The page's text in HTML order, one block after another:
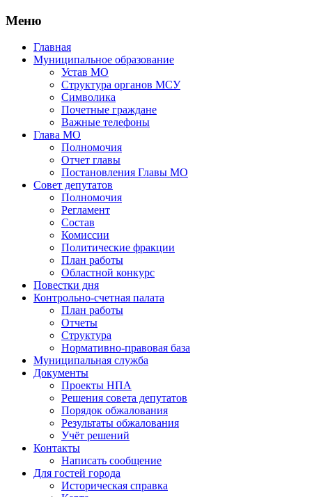
Меню
Главная
Муниципальное образование
Устав МО
Структура органов МСУ
Символика
Почетные граждане
Важные телефоны
Глава МО
Полномочия
Отчет главы
Постановления Главы МО
Совет депутатов
Полномочия
Регламент
Состав
Комиссии
Политические фракции
План работы
Областной конкурс
Повестки дня
Контрольно-счетная палата
План работы
Отчеты
Структура
Нормативно-правовая база
Муниципальная служба
Документы
Проекты НПА
Решения совета депутатов
Порядок обжалования
Результаты обжалования
Учёт решений
Контакты
Написать сообщение
Для гостей города
Историческая справка